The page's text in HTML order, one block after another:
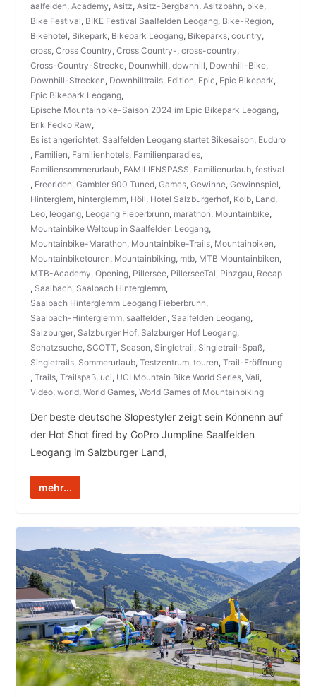
aalfelden, Academy, Asitz, Asitz-Bergbahn, Asitzbahn, bike,
Bike Festival, BIKE Festival Saalfelden Leogang, Bike-Region,
Bikehotel, Bikepark, Bikepark Leogang, Bikeparks, country,
cross, Cross Country, Cross Country-, cross-country,
Cross-Country-Strecke, Dounwhill, downhill, Downhill-Bike,
Downhill-Strecken, Downhilltrails, Edition, Epic, Epic Bikepark,
Epic Bikepark Leogang,
Epische Mountainbike-Saison 2024 im Epic Bikepark Leogang,
Erik Fedko Raw,
Es ist angerichtet: Saalfelden Leogang startet Bikesaison, Euduro
, Familien, Familienhotels, Familienparadies,
Familiensommerurlaub, FAMILIENSPASS, Familienurlaub, festival
, Freeriden, Gambler 900 Tuned, Games, Gewinne, Gewinnspiel,
Hinterglem, hinterglemm, Höll, Hotel Salzburgerhof, Kolb, Land,
Leo, leogang, Leogang Fieberbrunn, marathon, Mountainbike,
Mountainbike Weltcup in Saalfelden Leogang,
Mountainbike-Marathon, Mountainbike-Trails, Mountainbiken,
Mountainbiketouren, Mountainbiking, mtb, MTB Mountainbiken,
MTB-Academy, Opening, Pillersee, PillerseeTal, Pinzgau, Recap
, Saalbach, Saalbach Hinterglemm,
Saalbach Hinterglemm Leogang Fieberbrunn,
Saalbach-Hinterglemm, saalfelden, Saalfelden Leogang,
Salzburger, Salzburger Hof, Salzburger Hof Leogang,
Schatzsuche, SCOTT, Season, Singletrail, Singletrail-Spaß,
Singletrails, Sommerurlaub, Testzentrum, touren, Trail-Eröffnung
, Trails, Trailspaß, uci, UCI Mountain Bike World Series, Vali,
Video, world, World Games, World Games of Mountainbiking
Der beste deutsche Slopestyler zeigt sein Könnenn auf
der Hot Shot fired by GoPro Jumpline Saalfelden
Leogang im Salzburger Land,
mehr...